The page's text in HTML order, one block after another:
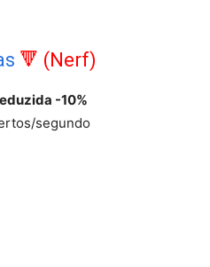
🔻 (Nerf)
-10%
segundo